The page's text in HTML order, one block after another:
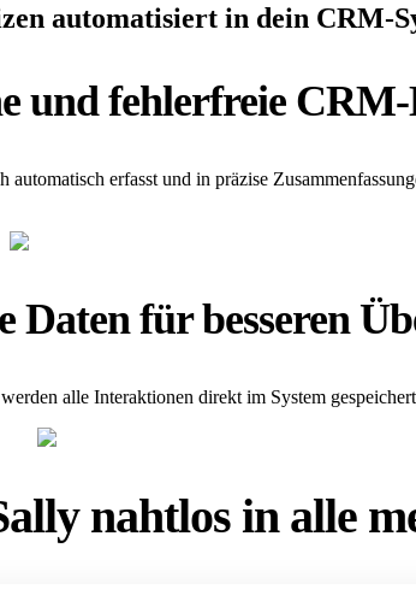
automatisiert in dein CRM-
und fehlerfreie
automatisch erfasst und in präzise
Daten für besseren
alle Interaktionen direkt im System
nahtlos in alle